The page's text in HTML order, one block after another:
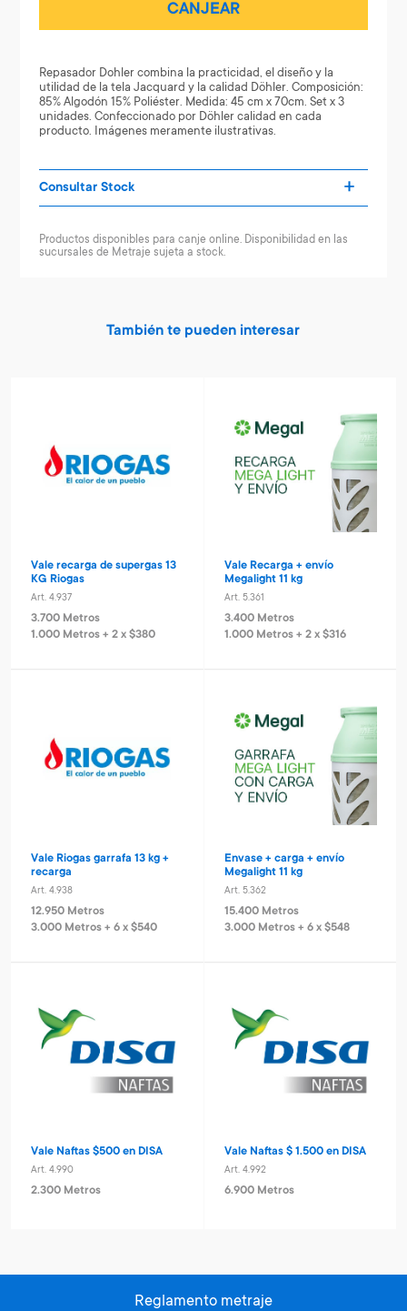
CANJEAR
Repasador Dohler combina la practicidad, el diseño y la
utilidad de la tela Jacquard y la calidad Döhler. Composición:
85% Algodón 15% Poliéster. Medida: 45 cm x 70cm. Set x 3
unidades. Confeccionado por Döhler calidad en cada
producto. Imágenes meramente ilustrativas.
Consultar Stock
Productos disponibles para canje online. Disponibilidad en las
sucursales de Metraje sujeta a stock.
También te pueden interesar
Vale recarga de supergas 13
KG Riogas
Art. 4.937
3.700 Metros
1.000 Metros + 2 x $380
Vale Recarga + envío
Megalight 11 kg
Art. 5.361
3.400 Metros
1.000 Metros + 2 x $316
Vale Riogas garrafa 13 kg +
recarga
Art. 4.938
12.950 Metros
3.000 Metros + 6 x $540
Envase + carga + envío
Megalight 11 kg
Art. 5.362
15.400 Metros
3.000 Metros + 6 x $548
Vale Naftas $500 en DISA
Art. 4.990
2.300 Metros
Vale Naftas $ 1.500 en DISA
Art. 4.992
6.900 Metros
Reglamento metraje